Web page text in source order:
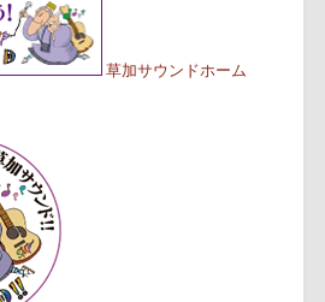
草加サウンドホーム